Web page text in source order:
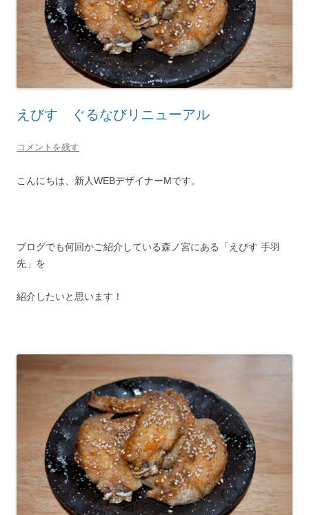
えびす ぐるなびリニューアル
コメントを残す
こんにちは、新人WEBデザイナーMです。
ブログでも何回かご紹介している森ノ宮にある「えびす 手羽
先」を
紹介したいと思います！